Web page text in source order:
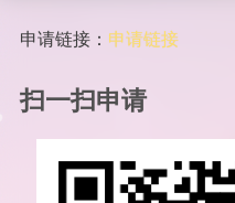
申请链接： 申请链接
扫一扫申请